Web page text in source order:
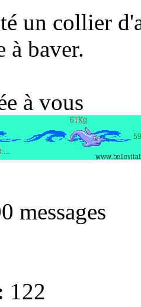
un collier
à baver.
à vous
messages
122